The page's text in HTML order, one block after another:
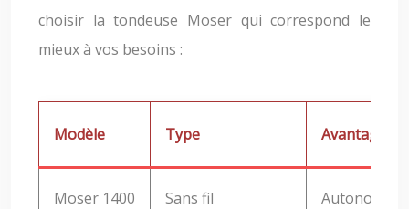
choisir la tondeuse Moser qui correspond le
mieux à vos besoins :
Modèle Type Avantages
Moser 1400 Sans fil Autonomie